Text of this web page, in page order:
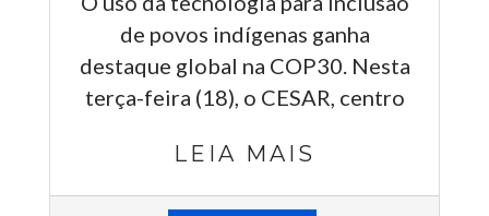
de povos indígenas ganha
destaque global na COP30. Nesta
terça-feira (18), o CESAR, centro
LEIA MAIS